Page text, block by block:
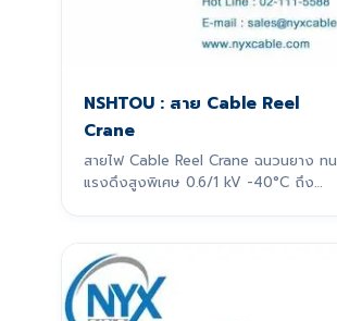
NSHTOU : สาย Cable Reel
Crane
สายไฟ Cable Reel Crane ฉนวนยาง ทน
แรงดึงสูงพิเศษ 0.6/1 kV -40°C ถึง